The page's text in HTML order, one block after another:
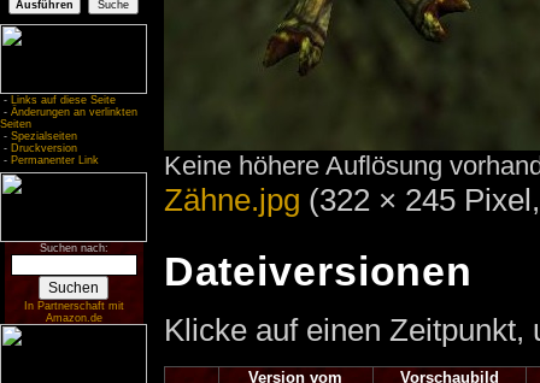
- Links auf diese Seite
- Änderungen an verlinkten
Seiten
- Spezialseiten
- Druckversion
- Permanenter Link
Suchen nach:
In Partnerschaft mit
Amazon.de
Keine höhere Auflösung
Zähne.jpg (322 × 245
Dateiversionen
Klicke auf einen
Version vom
Vorschaubild